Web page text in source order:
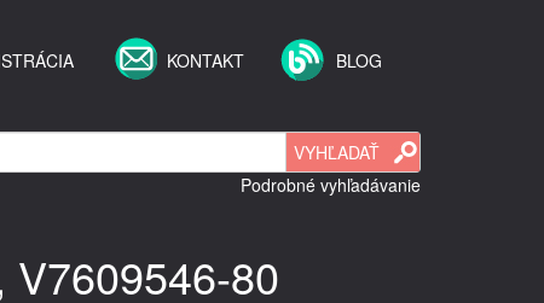
KONTAKT BLOG
Podrobné vyhľadávanie
V7609546-80